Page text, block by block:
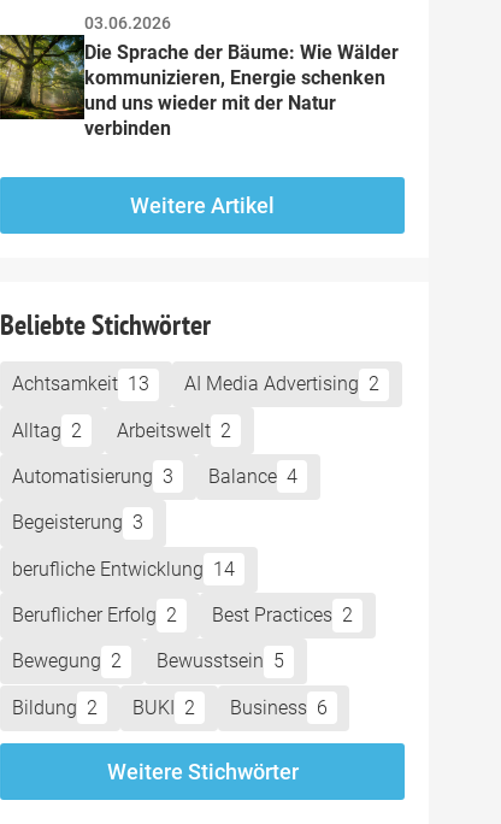
03.06.2026
Die Sprache der Bäume: Wie Wälder
kommunizieren, Energie schenken
und uns wieder mit der Natur
verbinden
Weitere Artikel
Beliebte Stichwörter
Achtsamkeit 13 AI Media Advertising 2
Alltag 2 Arbeitswelt 2
Automatisierung 3 Balance 4
Begeisterung 3
berufliche Entwicklung 14
Beruflicher Erfolg 2 Best Practices 2
Bewegung 2 Bewusstsein 5
Bildung 2 BUKI 2 Business 6
Weitere Stichwörter